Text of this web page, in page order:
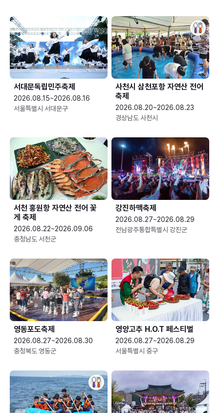
서대문독립민주축제
2026.08.15~2026.08.16
서울특별시 서대문구
사천시 삼천포항 자연산 전어
축제
2026.08.20~2026.08.23
경상남도 사천시
서천 홍원항 자연산 전어 꽃
게 축제
2026.08.22~2026.09.06
충청남도 서천군
강진하맥축제
2026.08.27~2026.08.29
전남광주통합특별시 강진군
영동포도축제
2026.08.27~2026.08.30
충청북도 영동군
영양고추 H.O.T 페스티벌
2026.08.27~2026.08.29
서울특별시 중구